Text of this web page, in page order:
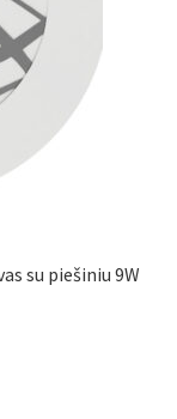
su piešiniu 9W